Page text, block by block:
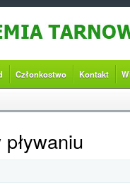
Członkostwo Kontakt